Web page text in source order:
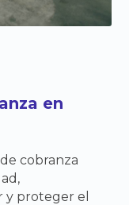
en
cobranza
y proteger el